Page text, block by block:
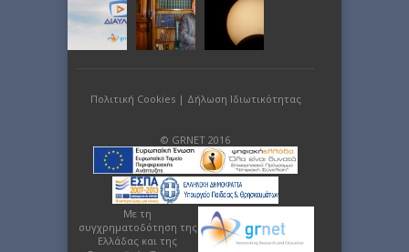
Πολιτική Cookies| Δήλωση Ιδιωτικότητας
© GRNET 2016
Με τη
συγχρηματοδότηση της
Ελλάδας και της